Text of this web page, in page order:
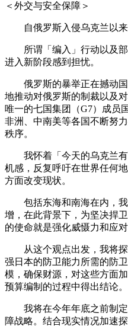
＜外交与安全保障＞
自俄罗斯入侵乌克兰以来
所谓「编入」行动以及部
进入新阶段感到担忧。
俄罗斯的暴举正在撼动国
地推动对俄罗斯的制裁以及
唯一的七国集团（G7）成员
非洲、中南美等各国不断努
秩序。
我怀着「今天的乌克兰有
机感，反复呼吁在世界任何
方面改变现状。
包括东海和南海在内，我
增，在此背景下，为坚决捍
的使命就是强化威慑力和应对
从这个观点出发，我将探
强日本的防卫能力所需的防
模，确保财源，对这些方面
预算编制的过程中得出结论。
我将在今年年底之前制定
障战略。结合现实情况加速